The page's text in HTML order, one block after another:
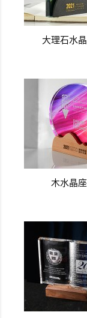
大理石水
木水晶座